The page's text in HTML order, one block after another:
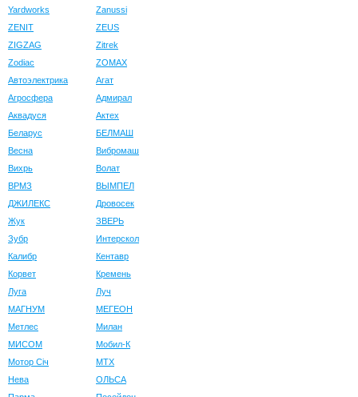
Yardworks
Zanussi
ZENIT
ZEUS
ZIGZAG
Zitrek
Zodiac
ZOMAX
Автоэлектрика
Агат
Агросфера
Адмирал
Аквадуся
Актех
Беларус
БЕЛМАШ
Весна
Вибромаш
Вихрь
Волат
ВРМЗ
ВЫМПЕЛ
ДЖИЛЕКС
Дровосек
Жук
ЗВЕРЬ
Зубр
Интерскол
Калибр
Кентавр
Корвет
Кремень
Луга
Луч
МАГНУМ
МЕГЕОН
Метлес
Милан
МИСОМ
Мобил-К
Мотор Сiч
МТХ
Нева
ОЛЬСА